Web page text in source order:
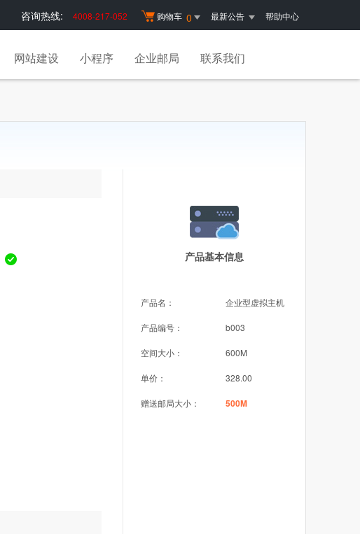
咨询热线: 4008-217-052 购物车 0 最新公告 帮助中心
网站建设 小程序 企业邮局 联系我们
产品基本信息
产品名： 企业型虚拟主机
产品编号： b003
空间大小： 600M
单价： 328.00
赠送邮局大小： 500M